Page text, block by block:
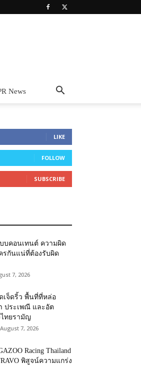
News
LIKE
FOLLOW
SUBSCRIBE
บคอนเทนต์ ความผิด
รกันแน่ที่ต้องรับผิด
7, 2026
เจ็ดริ้ว พื้นที่ที่หล่อ
ประเพณี และอัต
ทยรามัญ
August 7, 2026
Racing Thailand
พิสูจน์ความแกร่ง